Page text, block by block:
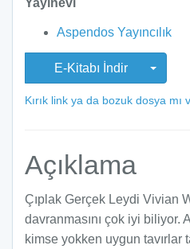
Aspendos Yayıncılık
E-Kitabı İndir
Kırık link ya da bozuk dosya mı
Açıklama
Çıplak Gerçek Leydi Vivian
davranmasını çok iyi biliyor.
kimse yokken uygun tavırlar